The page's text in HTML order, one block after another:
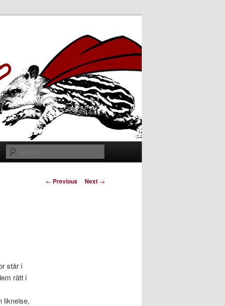
Post
← Previous Next →
står i
rätt i
liknelse,